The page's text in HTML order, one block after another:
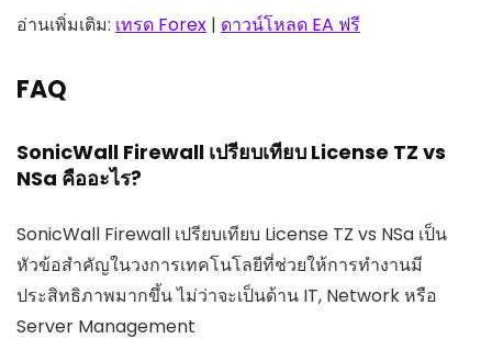
อ่านเพิ่มเติม: เทรด Forex | ดาวน์โหลด EA ฟรี
FAQ
SonicWall Firewall เปรียบเทียบ License TZ vs
NSa คืออะไร?
SonicWall Firewall เปรียบเทียบ License TZ vs NSa เป็น
หัวข้อสำคัญในวงการเทคโนโลยีที่ช่วยให้การทำงานมี
ประสิทธิภาพมากขึ้น ไม่ว่าจะเป็นด้าน IT, Network หรือ
Server Management